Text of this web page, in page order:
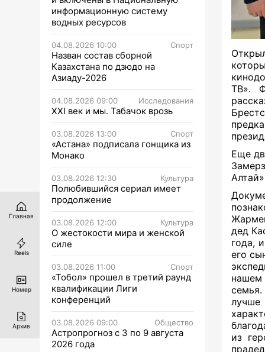
информационную систему
водных ресурсов
04.08.2026 10:00 Спорт
Назван состав сборной
Казахстана по дзюдо на
Азиаду-2026
04.08.2026 09:00 Исследования
XXI век и мы. Табачок врозь
03.08.2026 13:00 Спорт
«Астана» подписала гонщика из
Монако
03.08.2026 12:30 Культура
Полюбившийся сериал имеет
продолжение
03.08.2026 12:00 Культура
О жестокости мира и женской
силе
03.08.2026 11:00 Спорт
«Тобол» прошел в третий раунд
квалификации Лиги
конференций
03.08.2026 09:00 Общество
Астропрогноз с 3 по 9 августа
2026 года
ТВ».
Еще
дед
года,
его
нашем
из
Главная
Reels
Номер
Архив